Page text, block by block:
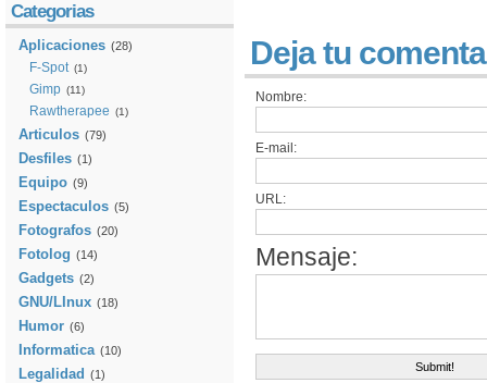
Deja tu
Nombre:
E-mail:
URL:
Mensaje:
Categorias
Aplicaciones (28)
F-Spot (1)
Gimp (11)
Rawtherapee (1)
Articulos (79)
Desfiles (1)
Equipo (9)
Espectaculos (5)
Fotografos (20)
Fotolog (14)
Gadgets (2)
GNU/LInux (18)
Humor (6)
Informatica (10)
Legalidad (1)